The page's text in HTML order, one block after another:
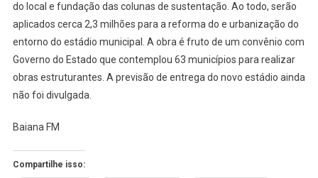
do local e fundação das colunas de sustentação. Ao todo, serão
aplicados cerca 2,3 milhões para a reforma do e urbanização do
entorno do estádio municipal. A obra é fruto de um convênio com
Governo do Estado que contemplou 63 municípios para realizar
obras estruturantes. A previsão de entrega do novo estádio ainda
não foi divulgada.
Baiana FM
Compartilhe isso: